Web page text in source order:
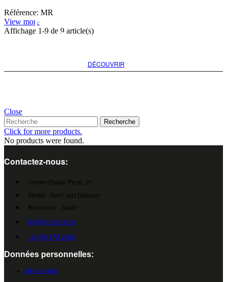
Référence: MR
View more
Affichage 1-9 de 9 article(s)
Recherchez la meilleure
option pour votre projet
DÉCOUVRIR
Close
Recherche
Click for more products.
No products were found.
Contactez-nous:
Carrer d'Isaac Peral, 21
08960 - Sant Just Desvern
Barcelona - Spain
info@cumsa.com
+34 93 473 2552
Données personnelles:
Mon compte